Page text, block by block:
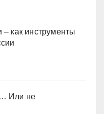
как инструменты
Или не